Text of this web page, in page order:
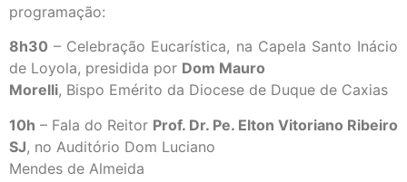
programação:
8h30 – Celebração Eucarística, na Capela Santo Inácio
de Loyola, presidida por Dom Mauro
Morelli, Bispo Emérito da Diocese de Duque de Caxias
10h – Fala do Reitor Prof. Dr. Pe. Elton Vitoriano Ribeiro
SJ, no Auditório Dom Luciano
Mendes de Almeida